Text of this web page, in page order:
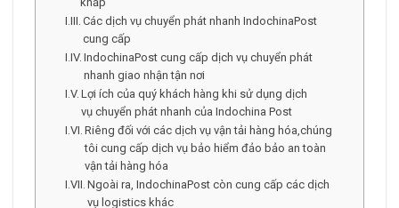
Các dịch vụ chuyển phát nhanh IndochinaPost
cung cấp
IndochinaPost cung cấp dịch vụ chuyển phát
nhanh giao nhận tận nơi
Lợi ích của quý khách hàng khi sử dụng dịch
vụ chuyển phát nhanh của Indochina Post
Riêng đối với các dịch vụ vận tải hàng hóa,chúng
tôi cung cấp dịch vụ bảo hiểm đảo bảo an toàn
vận tải hàng hóa
Ngoài ra, IndochinaPost còn cung cấp các dịch
vụ logistics khác